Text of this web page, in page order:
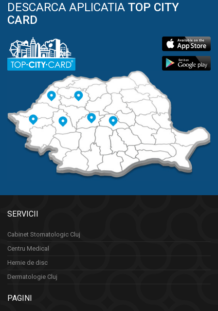
DESCARCA APLICATIA TOP CITY
CARD
SERVICII
Cabinet Stomatologic Cluj
Centru Medical
Hernie de disc
Dermatologie Cluj
PAGINI